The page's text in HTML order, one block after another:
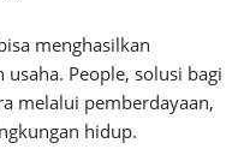
menghasilkan
People, solusi bagi
melalui pemberdayaan,
hidup.